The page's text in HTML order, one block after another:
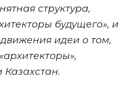
структура,
будущего», и
идеи о том,